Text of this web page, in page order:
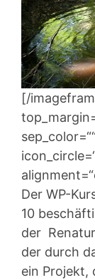
[/
Der WP-
10
der
der durch
ein Projekt,